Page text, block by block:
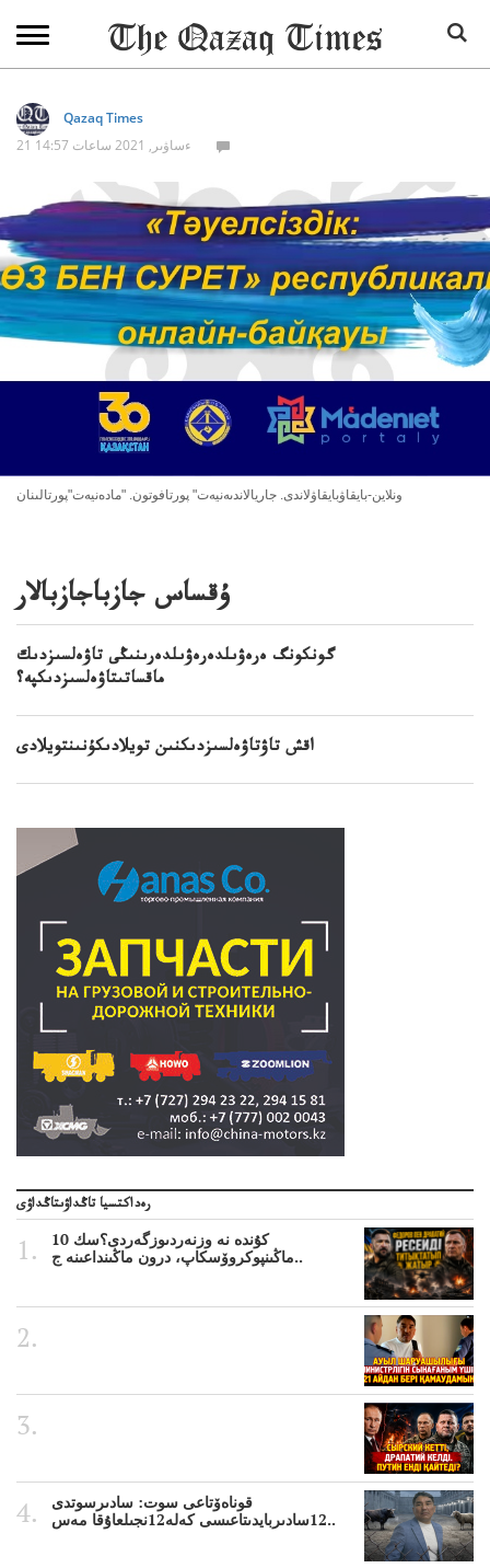
Qazaq Times
21 ءساۋىر, 2021 ساعات 14:57
ونلاين-بايقاۋبايقاۋلاندى. جاريالاندىەنيەت" پورتافوتون. "مادەنيەت"پورتالىنان
ۇقساس جازباجازبالار
گونكونگ ەرەۋىلدەرەۋىلدەرىنىڭى تاۋەلسىزدىك
ماقساتىتاۋەلسىزدىكپە؟
اقش تاۋتاۋەلسىزدىكنىن تويلادىكۇنىنتويلادى
رەداكتسيا تاڭداۋىتاڭداۋى
10 كۇندە نە وزنەردىوزگەردى؟سك
ماڭىنپوكروۆسكاپ، درون ماڭىنداعىنە ج..
قوناەۆتاعى سوت: سادىرسوتدى
12سادىربايدىتاعىسى كەلە12نجىلعاۇقا مەس..